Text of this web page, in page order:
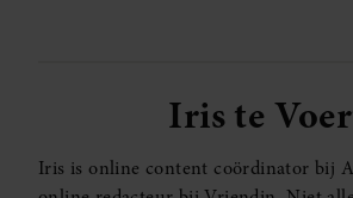
Iris te
Iris is online content coördinator bij